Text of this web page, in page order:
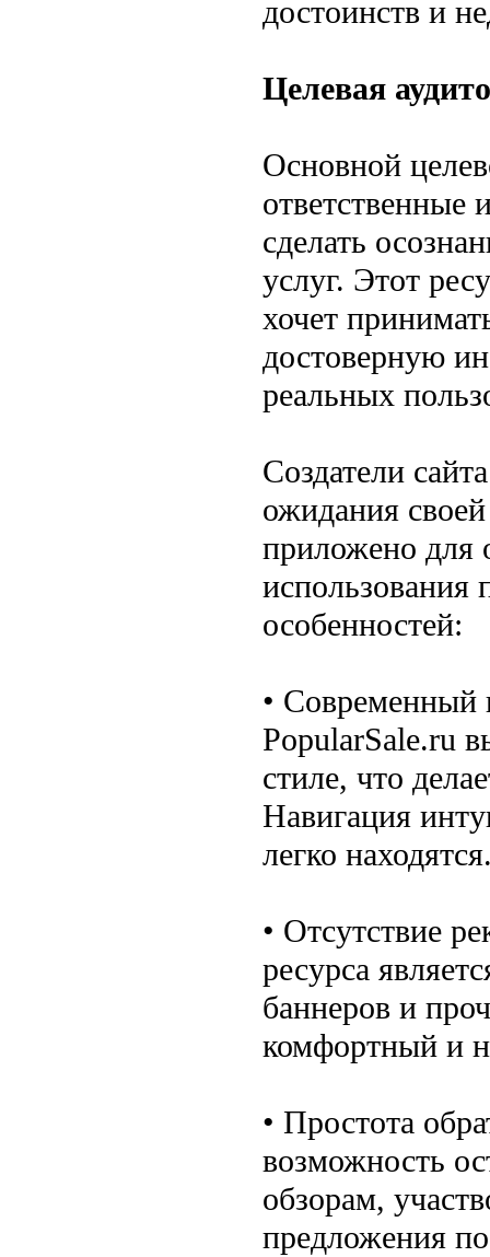
достоинств и
Целевая
Основной
ответственные
сделать
услуг. Этот
хочет
достоверную
реальных
Создатели
ожидания
приложено для
использования
особенностей:
• Современный
PopularSale.ru
стиле, что
Навигация
легко
• Отсутствие
ресурса
баннеров и
комфортный и
• Простота
возможность
обзорам,
предложения